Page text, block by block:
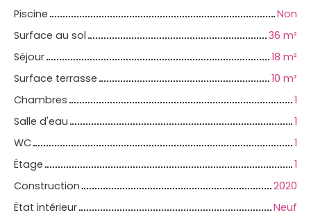
Piscine
Non
Surface au sol
36 m²
Séjour
18 m²
Surface terrasse
10 m²
Chambres
1
Salle d'eau
1
WC
1
Étage
1
Construction
2020
État intérieur
Neuf